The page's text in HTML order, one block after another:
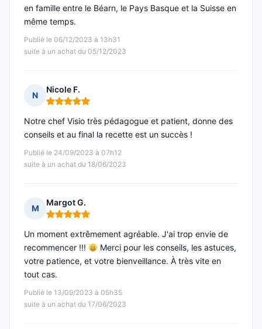
Publié le 06/12/2023 à 13h31
suite à un achat du 05/12/2023
en famille entre le Béarn, le Pays Basque et la Suisse en
même temps.
N
Nicole F.
Note : 5 sur 5
Publié le 24/09/2023 à 07h12
suite à un achat du 18/06/2023
Notre chef Visio très pédagogue et patient, donne des
conseils et au final la recette est un succès !
M
Margot G.
Note : 5 sur 5
Publié le 13/09/2023 à 05h35
suite à un achat du 17/06/2023
Un moment extrêmement agréable. J'ai trop envie de
recommencer !!!
Merci pour les conseils, les astuces,
votre patience, et votre bienveillance. À très vite en
tout cas.